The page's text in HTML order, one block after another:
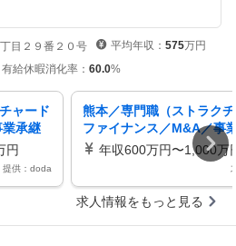
目２９番２０号 平均年収： 575万円
有給休暇消化率： 60.0%
ャード
承継
円
提供：doda
熊本／専門職（ストラク
ファイナンス／M&A／事
／事業再生支援）
年収600万円〜1,000万
求人情報をもっと見る